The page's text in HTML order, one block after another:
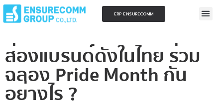
ERP ENSURECOMM
ส่องแบรนด์ดังในไทย ร่วม
ฉลอง Pride Month กัน
อย่างไร ?